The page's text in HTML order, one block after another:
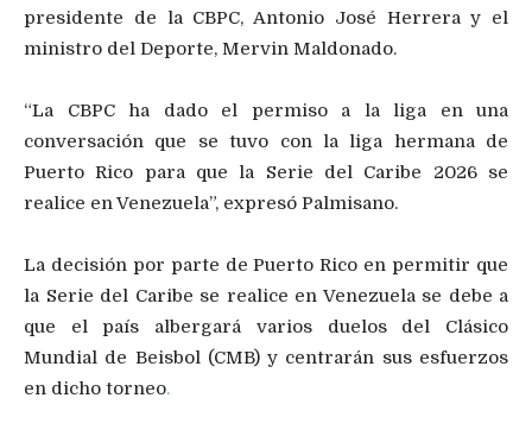
presidente de la CBPC, Antonio José Herrera y el
ministro del Deporte, Mervin Maldonado.
“La CBPC ha dado el permiso a la liga en una
conversación que se tuvo con la liga hermana de
Puerto Rico para que la Serie del Caribe 2026 se
realice en Venezuela”, expresó Palmisano.
La decisión por parte de Puerto Rico en permitir que
la Serie del Caribe se realice en Venezuela se debe a
que el país albergará varios duelos del Clásico
Mundial de Beisbol (CMB) y centrarán sus esfuerzos
en dicho torneo.